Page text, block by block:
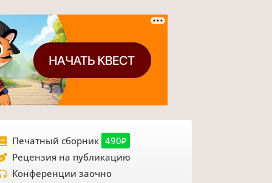
Печатный сборник 490₽
Рецензия на публикацию
Конференции заочно